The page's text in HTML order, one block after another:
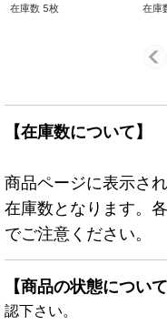
在庫数 5枚 在庫
【在庫数について】
商品ページに表示さ
在庫数となります。
でご注意ください。
【商品の状態について
認下さい。